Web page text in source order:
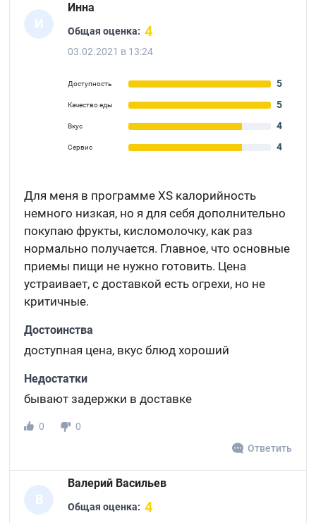
И
Инна
Общая оценка: 4
03.02.2021 в 13:24
Доступность 5
Качество еды 5
Вкус 4
Сервис 4
Для меня в программе XS калорийность
немного низкая, но я для себя дополнительно
покупаю фрукты, кисломолочку, как раз
нормально получается. Главное, что основные
приемы пищи не нужно готовить. Цена
устраивает, с доставкой есть огрехи, но не
критичные.
Достоинства
доступная цена, вкус блюд хороший
Недостатки
бывают задержки в доставке
0
0
Ответить
В
Валерий Васильев
Общая оценка: 4